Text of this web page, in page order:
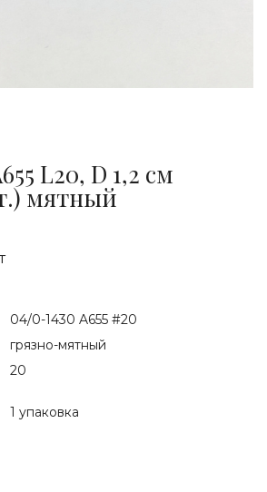
L20, D 1,2 см
мятный
04/0-1430 A655 #20
грязно-мятный
20
1 упаковка